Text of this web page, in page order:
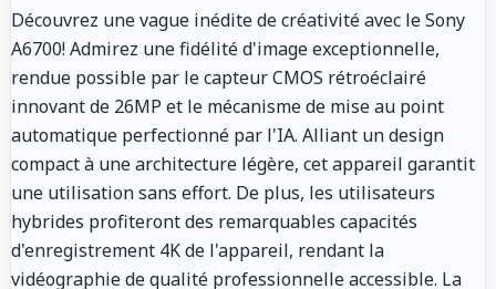
Découvrez une vague inédite de créativité avec le Sony
A6700! Admirez une fidélité d'image exceptionnelle,
rendue possible par le capteur CMOS rétroéclairé
innovant de 26MP et le mécanisme de mise au point
automatique perfectionné par l'IA. Alliant un design
compact à une architecture légère, cet appareil garantit
une utilisation sans effort. De plus, les utilisateurs
hybrides profiteront des remarquables capacités
d'enregistrement 4K de l'appareil, rendant la
vidéographie de qualité professionnelle accessible. La